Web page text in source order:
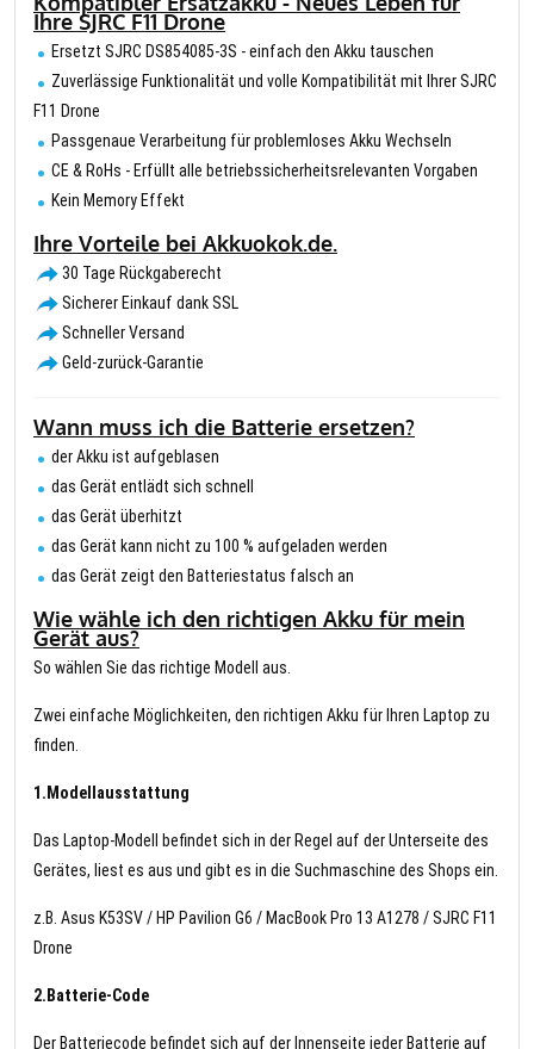
Ihre SJRC F11 Drone
Ersetzt SJRC DS854085-3S - einfach den Akku tauschen
Zuverlässige Funktionalität und volle Kompatibilität mit Ihrer SJRC
F11 Drone
Passgenaue Verarbeitung für problemloses Akku Wechseln
CE & RoHs - Erfüllt alle betriebssicherheitsrelevanten Vorgaben
Kein Memory Effekt
Ihre Vorteile bei Akkuokok.de.
30 Tage Rückgaberecht
Sicherer Einkauf dank SSL
Schneller Versand
Geld-zurück-Garantie
Wann muss ich die Batterie ersetzen?
der Akku ist aufgeblasen
das Gerät entlädt sich schnell
das Gerät überhitzt
das Gerät kann nicht zu 100 % aufgeladen werden
das Gerät zeigt den Batteriestatus falsch an
Wie wähle ich den richtigen Akku für mein
Gerät aus?
So wählen Sie das richtige Modell aus.
Zwei einfache Möglichkeiten, den richtigen Akku für Ihren Laptop zu
finden.
1.Modellausstattung
Das Laptop-Modell befindet sich in der Regel auf der Unterseite des
Gerätes, liest es aus und gibt es in die Suchmaschine des Shops ein.
z.B. Asus K53SV / HP Pavilion G6 / MacBook Pro 13 A1278 / SJRC F11
Drone
2.Batterie-Code
Der Batteriecode befindet sich auf der Innenseite jeder Batterie auf